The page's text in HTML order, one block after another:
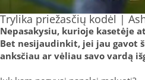
Trylika priežasčių kodėl |
Nepasakysiu, kurioje kasetėje
Bet nesijaudinkit, jei jau gavot
anksčiau ar vėliau savo vardą